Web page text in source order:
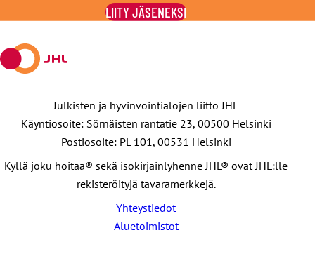
X:ssä
LIITY JÄSENEKSI
Julkisten ja hyvinvointialojen liitto JHL
Käyntiosoite: Sörnäisten rantatie 23, 00500 Helsinki
Postiosoite: PL 101, 00531 Helsinki
Kyllä joku hoitaa® sekä isokirjainlyhenne JHL® ovat JHL:lle
rekisteröityjä tavaramerkkejä.
Yhteystiedot
Aluetoimistot